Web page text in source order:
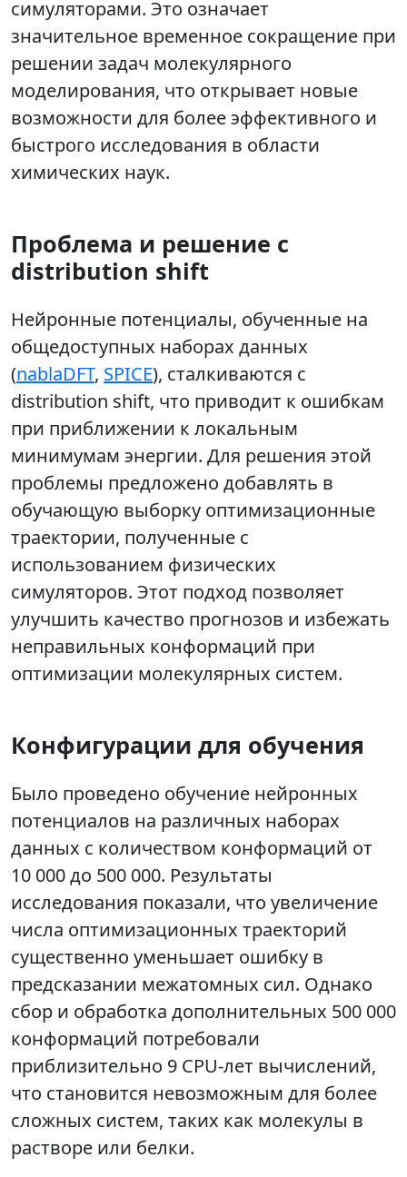
симуляторами. Это означает
значительное временное сокращение при
решении задач молекулярного
моделирования, что открывает новые
возможности для более эффективного и
быстрого исследования в области
химических наук.
Проблема и решение с
distribution shift
Нейронные потенциалы, обученные на
общедоступных наборах данных
(nablaDFT, SPICE), сталкиваются с
distribution shift, что приводит к ошибкам
при приближении к локальным
минимумам энергии. Для решения этой
проблемы предложено добавлять в
обучающую выборку оптимизационные
траектории, полученные с
использованием физических
симуляторов. Этот подход позволяет
улучшить качество прогнозов и избежать
неправильных конформаций при
оптимизации молекулярных систем.
Конфигурации для обучения
Было проведено обучение нейронных
потенциалов на различных наборах
данных с количеством конформаций от
10 000 до 500 000. Результаты
исследования показали, что увеличение
числа оптимизационных траекторий
существенно уменьшает ошибку в
предсказании межатомных сил. Однако
сбор и обработка дополнительных 500 000
конформаций потребовали
приблизительно 9 CPU-лет вычислений,
что становится невозможным для более
сложных систем, таких как молекулы в
растворе или белки.